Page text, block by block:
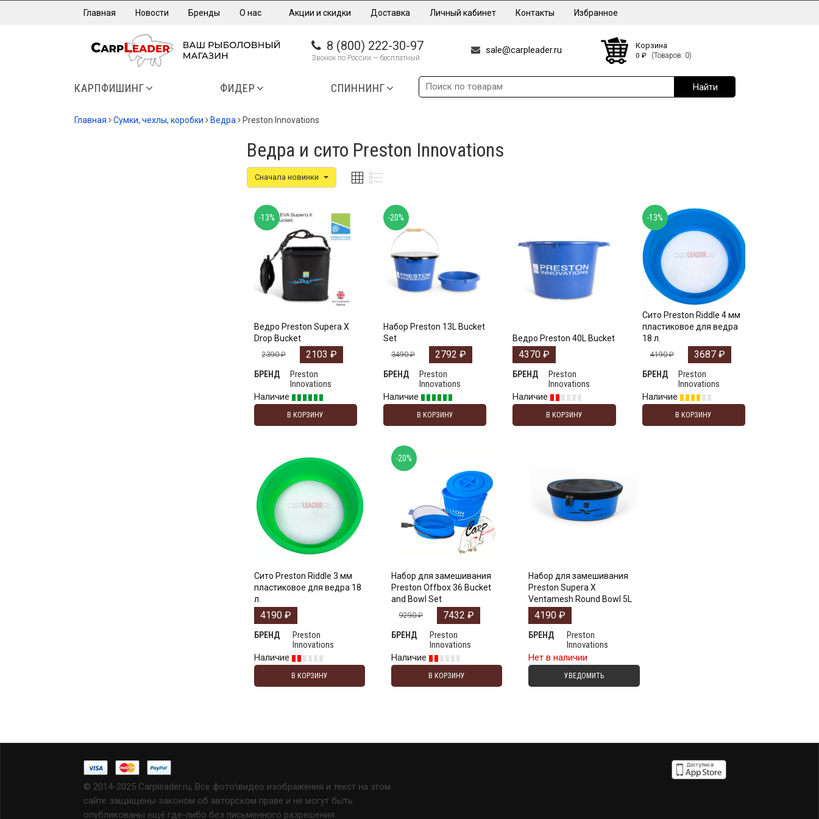
Главная Новости Бренды О нас Акции и скидки Доставка Личный кабинет Контакты Избранное
8 (800) 222-30-97
Звонок по России — бесплатный
sale@carpleader.ru Корзина
0 ₽ (Товаров: 0)
КАРПФИШИНГ ФИДЕР СПИННИНГ
Главная Сумки, чехлы, коробки Ведра Preston Innovations
Ведра и сито Preston Innovations
Сначала новинки
Ведро Preston Supera X
Drop Bucket
2390₽ 2103 ₽
БРЕНД
Preston
Innovations
Наличие
В КОРЗИНУ
-13%
Набор Preston 13L Bucket
Set
3490₽ 2792 ₽
БРЕНД
Preston
Innovations
Наличие
В КОРЗИНУ
-20%
Ведро Preston 40L Bucket
4370₽
БРЕНД
Preston
Innovations
Наличие
В КОРЗИНУ
Сито Preston Riddle 4 мм
пластиковое для ведра
18 л.
4190₽ 3687 ₽
БРЕНД
Preston
Innovations
Наличие
В КОРЗИНУ
-13%
Сито Preston Riddle 3 мм
пластиковое для ведра 18
л.
4190 ₽
БРЕНД
Preston
Innovations
Наличие
В КОРЗИНУ
Набор для замешивания
Preston Offbox 36 Bucket
and Bowl Set
9290₽ 7432 ₽
БРЕНД
Preston
Innovations
Наличие
В КОРЗИНУ
-20%
Набор для замешивания
Preston Supera X
Ventamesh Round Bowl 5L
4190₽
БРЕНД
Preston
Innovations
Нет в наличии
УВЕДОМИТЬ
© 2014-2025 Carpleader.ru, Все фото\видео изображения и текст на этом
сайте защищены законом об авторском праве и не могут быть
опубликованы ещё где-либо без письменного разрешения.